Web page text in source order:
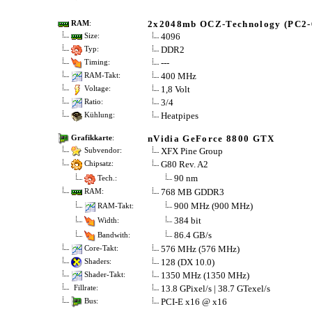
RAM: 2x2048mb OCZ-Technology
Size: 4096
Typ: DDR2
Timing: ---
RAM-Takt: 400 MHz
Voltage: 1,8 Volt
Ratio: 3/4
Kühlung: Heatpipes
Grafikkarte: nVidia GeForce 8800 GTX
Subvendor: XFX Pine Group
Chipsatz: G80 Rev. A2
Tech.: 90 nm
RAM: 768 MB GDDR3
RAM-Takt: 900 MHz (900 MHz)
Width: 384 bit
Bandwith: 86.4 GB/s
Core-Takt: 576 MHz (576 MHz)
Shaders: 128 (DX 10.0)
Shader-Takt: 1350 MHz (1350 MHz)
Fillrate: 13.8 GPixel/s | 38.7 GTexel/s
Bus: PCI-E x16 @ x16